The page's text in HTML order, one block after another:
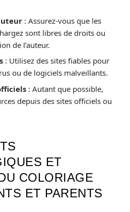
: Assurez-vous que les
sont libres de droits ou
de l’auteur.
: Utilisez des sites fiables pour
ou de logiciels malveillants.
: Autant que possible,
depuis des sites officiels ou
ET
COLORIAGE
ET PARENTS